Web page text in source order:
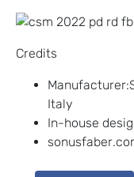
Credits
Italy
In-house